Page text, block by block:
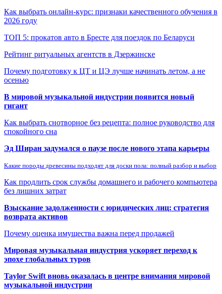
Как выбрать онлайн-курс: признаки качественного обучения в
2026 году
ТОП 5: прокатов авто в Бресте для поездок по Беларуси
Рейтинг ритуальных агентств в Дзержинске
Почему подготовку к ЦТ и ЦЭ лучше начинать летом, а не
осенью
В мировой музыкальной индустрии появится новый
гигант
Как выбрать снотворное без рецепта: полное руководство для
спокойного сна
Эд Ширан задумался о паузе после нового этапа карьеры
Какие породы древесины подходят для доски пола: полный разбор и выбор
Как продлить срок службы домашнего и рабочего компьютера
без лишних затрат
Взыскание задолженности с юридических лиц: стратегия
возврата активов
Почему оценка имущества важна перед продажей
Мировая музыкальная индустрия ускоряет переход к
эпохе глобальных туров
Taylor Swift вновь оказалась в центре внимания мировой
музыкальной индустрии